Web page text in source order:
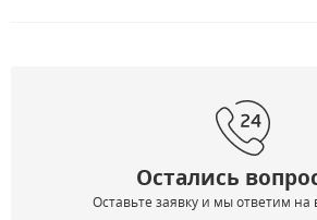
Остались
Оставьте заявку и мы ответим на